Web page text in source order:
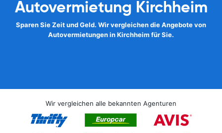
Autovermietung Kirchheim
Sparen Sie Zeit und Geld. Wir vergleichen die Angebote von
Autovermietungen in Kirchheim für Sie.
Wir vergleichen alle bekannten Agenturen